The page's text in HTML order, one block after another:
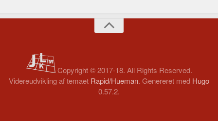
Copyright © 2017-18. All Rights Reserved.
Videreudvikling af temaet Rapid/Hueman. Genereret med Hugo
0.57.2.